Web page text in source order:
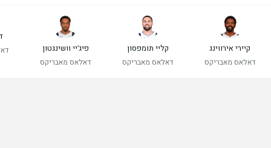
קיירי אירווינג
דאלאס מאבריקס
קליי תומפסון
דאלאס מאבריקס
פיג'יי וושינגטון
דאלאס מאבריקס